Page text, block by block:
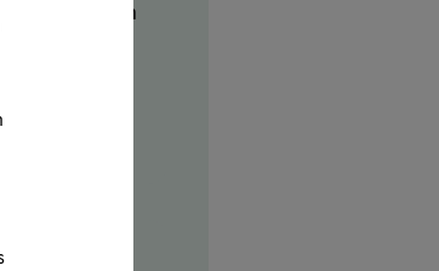
dat een
gevallen
Daarna